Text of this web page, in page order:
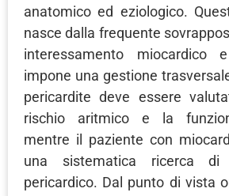
anatomico ed eziologico.
nasce dalla frequente
interessamento miocardico
impone una gestione
pericardite deve essere
rischio aritmico e la
mentre il paziente con
una sistematica ricerca di
pericardico. Dal punto di vista